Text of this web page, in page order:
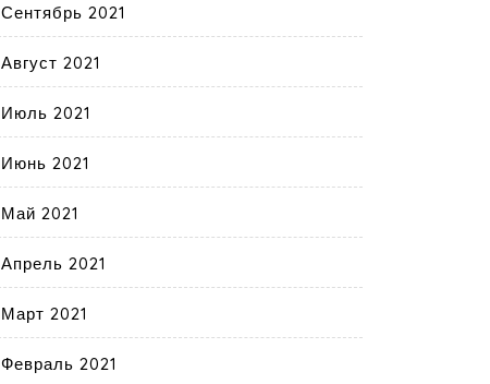
Сентябрь 2021
Август 2021
Июль 2021
Июнь 2021
Май 2021
Апрель 2021
Март 2021
Февраль 2021